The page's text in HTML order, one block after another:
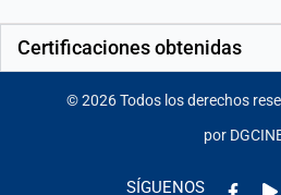
Certificaciones obtenidas
©2026Todos los derechos
por
SÍGUENOS